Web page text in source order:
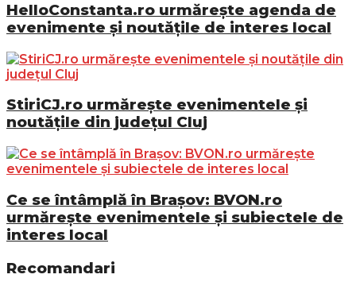
HelloConstanta.ro urmărește agenda de
evenimente și noutățile de interes local
StiriCJ.ro urmărește evenimentele și
noutățile din județul Cluj
Ce se întâmplă în Brașov: BVON.ro
urmărește evenimentele și subiectele de
interes local
Recomandari